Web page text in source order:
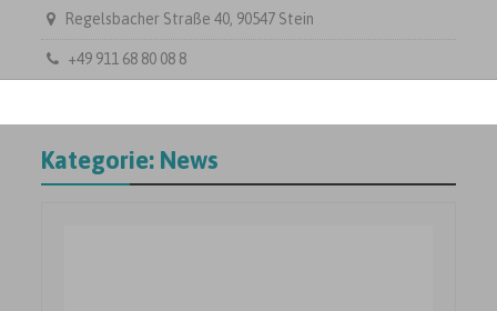
Regelsbacher Straße 40, 90547 Stein
+49 911 68 80 08 8
Kategorie: News